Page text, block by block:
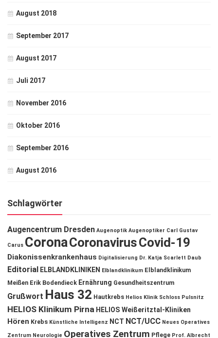
August 2018
September 2017
August 2017
Juli 2017
November 2016
Oktober 2016
September 2016
August 2016
Schlagwörter
Augencentrum Dresden Augenoptik Augenoptiker Carl Gustav
Carus CoronaCoronavirusCovid-19
Diakonissenkrankenhaus Digitalisierung Dr. Katja Scarlett Daub
Editorial ELBLANDKLINIKEN Elblandklinikum Elblandklinikum
Meißen Erik Bodendieck Ernährung Gesundheitszentrum
Grußwort Haus 32 Hautkrebs Helios Klinik Schloss Pulsnitz
HELIOS Klinikum Pirna HELIOS Weißeritztal-Kliniken
Hören Krebs Künstliche Intelligenz NCT NCT/UCC Neues Operatives
Zentrum Neurologie Operatives Zentrum Pflege Prof. Albrecht